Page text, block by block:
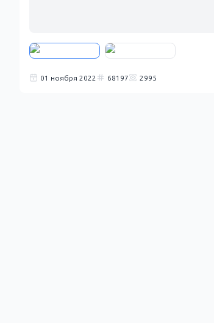
01 ноября 2022 68197 2995